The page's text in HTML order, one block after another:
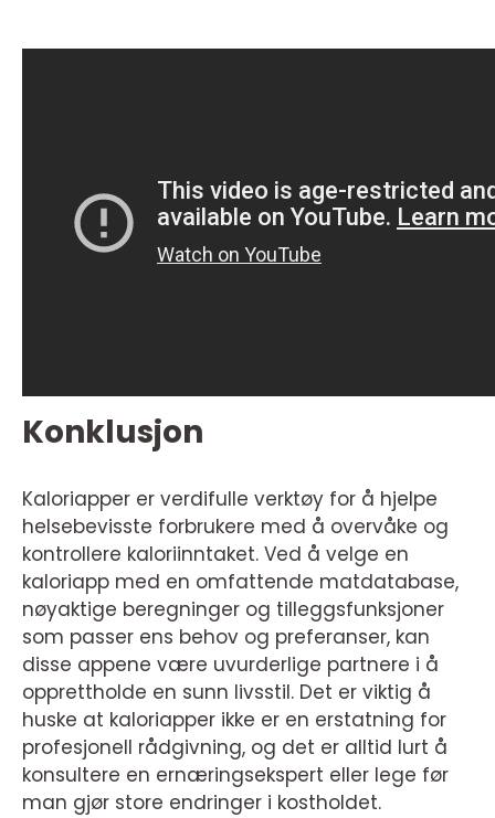
Konklusjon
Kaloriapper er verdifulle verktøy for å hjelpe
helsebevisste forbrukere med å overvåke og
kontrollere kaloriinntaket. Ved å velge en
kaloriapp med en omfattende matdatabase,
nøyaktige beregninger og tilleggsfunksjoner
som passer ens behov og preferanser, kan
disse appene være uvurderlige partnere i å
opprettholde en sunn livsstil. Det er viktig å
huske at kaloriapper ikke er en erstatning for
profesjonell rådgivning, og det er alltid lurt å
konsultere en ernæringsekspert eller lege før
man gjør store endringer i kostholdet.